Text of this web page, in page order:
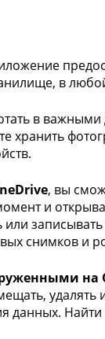
в
в
хранить
, вы
и
снимков и
на
данных.